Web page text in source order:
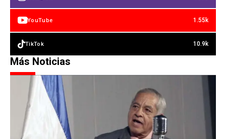
YouTube 1.55k
TikTok 10.9k
Más Noticias